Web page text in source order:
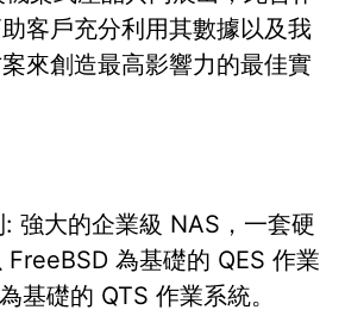
客戶充分利用其數據以及我
來創造最高影響力的最佳實
強大的企業級 NAS，一套硬
為基礎的 QES 作業
基礎的 QTS 作業系統。